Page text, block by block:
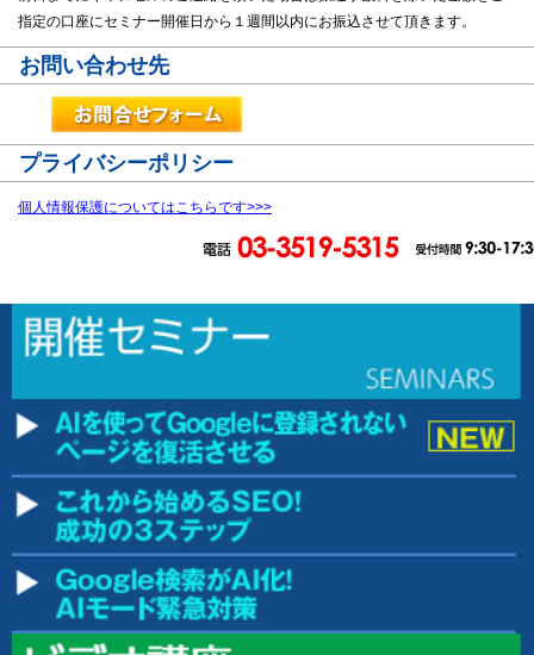
指定の口座にセミナー開催日から１週間以内にお振込させて頂きます。
お問い合わせ先
プライバシーポリシー
個人情報保護についてはこちらです>>>